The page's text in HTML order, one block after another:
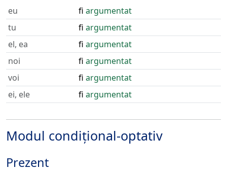
eu fi argumentat
tu
fi argumentat
el, ea
fi argumentat
noi
fi argumentat
voi
fi argumentat
ei, ele
fi argumentat
Modul condițional-optativ
Prezent